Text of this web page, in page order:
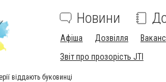
Новини
Афіша Дозвілля
Звіт про прозорість JTI
віддають буковинці